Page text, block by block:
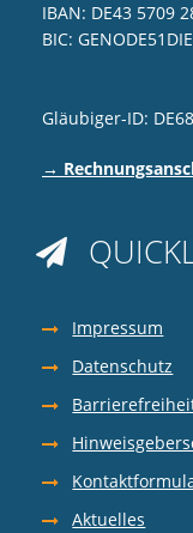
IBAN: DE43 5709
BIC: GENODE51DIE
Gläubiger-ID:
→

Impressum
Datenschutz
Aktuelles